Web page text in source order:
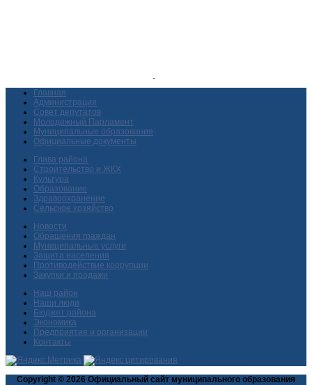
Главная
Администрация
Совет депутатов
Молодежный Парламент
Муниципальные образования
Официальные документы
Глава района
Строительство и ЖКХ
Культура
Образование
Здравоохранение
Сельское хозяйство
Новости
Обращения граждан
Муниципальные услуги
Защита населения
Противодействие коррупции
Закупки и продажи
Наш район
Наши люди
Бюджет района
Экономика
Предприятия и организации
Контакты
Copyright © 2026 Официальный сайт муниципального образования